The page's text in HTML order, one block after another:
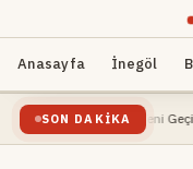
Anasayfa İnegöl
SON DAKIKA
Yeni Geçim Kaynağı